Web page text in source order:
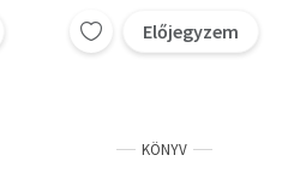
Előjegyzem
KÖNYV